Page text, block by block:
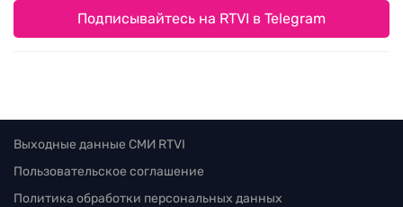
Подписывайтесь на RTVI в Telegram
Выходные данные СМИ RTVI
Пользовательское соглашение
Политика обработки персональных данных